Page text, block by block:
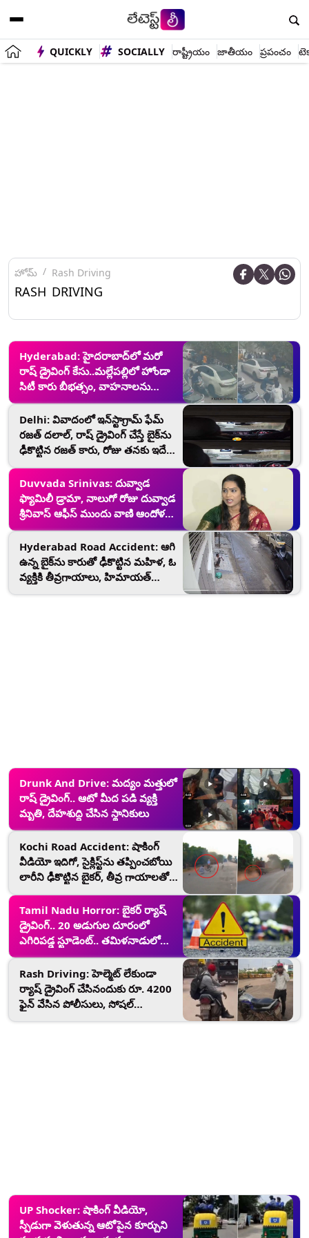
QUICKLY SOCIALLY రాష్ట్రీయం జాతీయం ప్రపంచం
హోమ్ Rash Driving
RASH DRIVING
Hyderabad: హైదరాబాద్‌లో మరో
రాష్ డ్రైవింగ్ కేసు..మల్లేపల్లిలో హోండా
సిటీ కారు బీభత్సం, వాహనాలను
గుద్దుకుంటూ వెళ్లిన వైనం..పలువురికి
గాయాలు...వీడియో ఇదిగో
Delhi: వివాదంలో ఇన్‌స్టాగ్రామ్ ఫేమ్
రజత్ దలాల్, రాష్ డ్రైవింగ్ చేస్తే బైక్‌ను
ఢీకొట్టిన రజత్ కారు, రోజు తనకు ఇదే
పని అంటూ నిర్లక్ష్య సమాధానం
..నెటిజన్ల మండిపాటు
Duvvada Srinivas: దువ్వాడ
ఫ్యామిలీ డ్రామా, నాలుగో రోజు దువ్వాడ
శ్రీనివాస్ ఆఫీస్‌ ముందు వాణి ఆందోళన,
మాధురిపై కేసు నమోదు చేసిన
పోలీసులు
Hyderabad Road Accident: ఆగి
ఉన్న బైక్‌ను కారుతో ఢీకొట్టిన మహిళ, ఓ
వ్యక్తికి తీవ్రగాయాలు, హిమాయత్
Drunk And Drive: మద్యం మత్తులో
రాష్ డ్రైవింగ్.. ఆటో మీద పడి వ్యక్తి
మృతి, దేహశుద్ది చేసిన స్థానికులు
Kochi Road Accident: షాకింగ్
వీడియో ఇదిగో, సైక్లిస్ట్‌ను తప్పించబోయి
లారీని ఢీకొట్టిన బైకర్, తీవ్ర గాయాలతో
ఆస్పత్రిలో, విషమంగా ఆరోగ్య పరిస్థితి
Tamil Nadu Horror: బైకర్ ర్యాష్
డ్రైవింగ్.. 20 అడుగుల దూరంలో
ఎగిరిప‌డ్డ స్టూడెంట్.. తమిళనాడులో
ఘటన
Rash Driving: హెల్మెట్ లేకుండా
ర్యాష్ డ్రైవింగ్ చేసినందుకు రూ. 4200
ఫైన్ వేసిన పోలీసులు, సోషల్
UP Shocker: షాకింగ్ వీడియో,
స్పీడుగా వెళుతున్న ఆటోపైన కూర్చుని